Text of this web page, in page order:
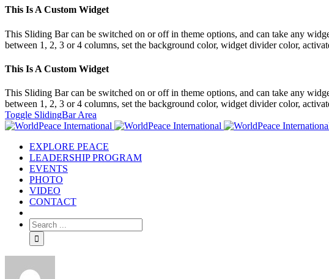
This Is A Custom Widget
This Sliding Bar can be switched on or off in theme options, and can take any
between 1, 2, 3 or 4 columns, set the background color, widget divider color,
This Is A Custom Widget
This Sliding Bar can be switched on or off in theme options, and can take any
between 1, 2, 3 or 4 columns, set the background color, widget divider color,
Toggle SlidingBar Area
EXPLORE PEACE
LEADERSHIP PROGRAM
EVENTS
PHOTO
VIDEO
CONTACT